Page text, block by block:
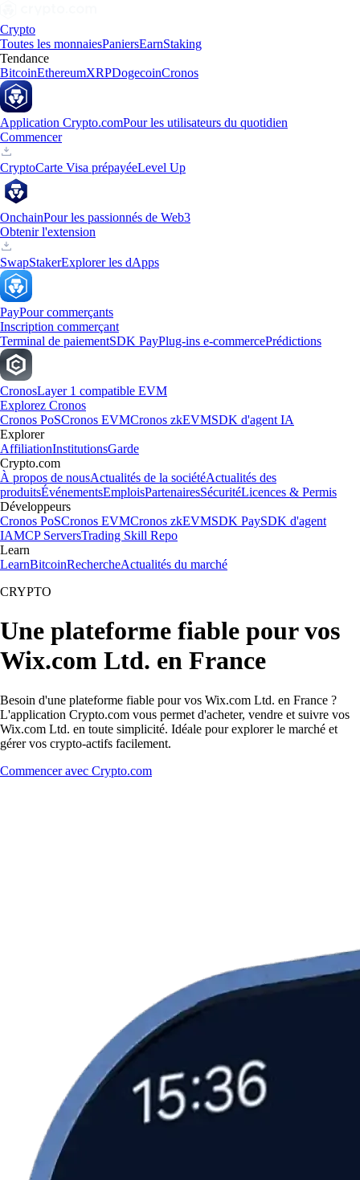
Crypto
Toutes les monnaiesPaniersEarnStaking
Tendance
BitcoinEthereumXRPDogecoinCronos
Application Crypto.comPour les utilisateurs du quotidien
Commencer
CryptoCarte Visa prépayéeLevel Up
OnchainPour les passionnés de Web3
Obtenir l'extension
SwapStakerExplorer les dApps
PayPour commerçants
Inscription commerçant
Terminal de paiementSDK PayPlug-ins e-commercePrédictions
CronosLayer 1 compatible EVM
Explorez Cronos
Cronos PoSCronos EVMCronos zkEVMSDK d'agent IA
Explorer
AffiliationInstitutionsGarde
Crypto.com
À propos de nousActualités de la sociétéActualités des
produitsÉvénementsEmploisPartenairesSécuritéLicences & Permis
Développeurs
Cronos PoSCronos EVMCronos zkEVMSDK PaySDK d'agent
IAMCP ServersTrading Skill Repo
Learn
LearnBitcoinRechercheActualités du marché
CRYPTO
Une plateforme fiable pour vos
Wix.com Ltd. en France
Besoin d'une plateforme fiable pour vos Wix.com Ltd. en France ?
L'application Crypto.com vous permet d'acheter, vendre et suivre vos
Wix.com Ltd. en toute simplicité. Idéale pour explorer le marché et
gérer vos crypto-actifs facilement.
Commencer avec Crypto.com